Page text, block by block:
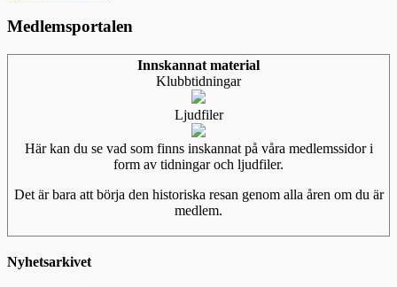
Medlemsportalen
Innskannat material
Klubbtidningar
Ljudfiler
Här kan du se vad som finns inskannat på våra medlemssidor i
form av tidningar och ljudfiler.
Det är bara att börja den historiska resan genom alla åren om du är
medlem.
Nyhetsarkivet